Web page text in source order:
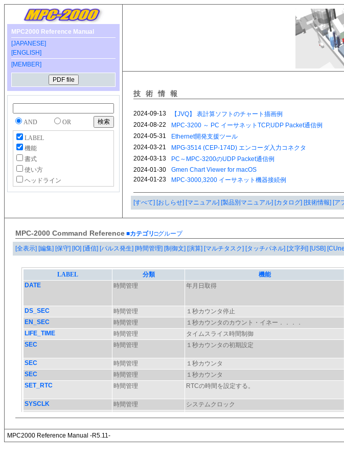
MPC2000 Reference Manual
[JAPANESE]
[ENGLISH]
[MEMBER]
AND OR
LABEL
機能
書式
使い方
ヘッドライン
技術情報
[すべて] [おしらせ] [マニュアル] [製品別マニュアル] [カタログ] [技術情報] [ア
MPC-2000 Command Reference ■カテゴリ□グループ
[全表示] [編集] [保守] [IO] [通信] [パルス発生] [時間管理] [制御文] [演算] [マルチタスク] [タッチパネル] [文字列] [USB]
MPC2000 Reference Manual -R5.11-